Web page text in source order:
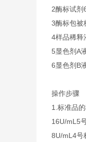
2酶标试剂
3酶标包被
4样品稀释
5显色剂A
6显色剂B
操作步骤
1. 标准品
16U/mL 5
8U/mL 4号